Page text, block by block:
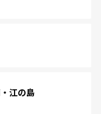
江の島